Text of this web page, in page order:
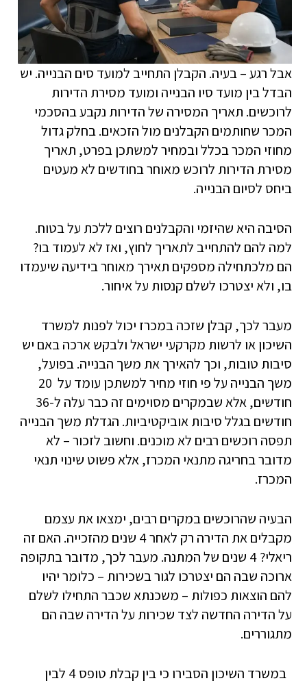
אבל רגע – בעיה. הקבלן התחייב למועד סים הבנייה. יש
הבדל בין מועד סיו הבנייה ומועד מסירת הדירות
לרוכשים. תאריך המסירה של הדירות נקבע בהסכמי
המכר שחותמים הקבלנים מול הזכאים. בחלק גדול
מחוזי המכר בכלל ובמחיר למשתכן בפרט, תאריך
מסירת הדירות לרוכש מאוחר בחודשים לא מעטים
ביחס לסיום הבנייה.
הסיבה היא שהיזמי והקבלנים רוצים ללכת על בטוח.
למה להם להתחייב לתאריך לחוץ, ואז לא לעמוד בו?
הם מלכתחילה מספקים תאירך מאוחר בידיעה שיעמדו
בו, ולא יצטרכו לשלם קנסות על איחור.
מעבר לכך, קבלן שזכה במכרז יכול לפנות למשרד
השיכון או לרשות מקרקעי ישראל ולבקש ארכה באם יש
סיבות טובות, וכך להאירך את משך הבנייה. בפועל,
משך הבנייה על פי חוזי מחיר למשתכן עומד על 20
חודשים, אלא שבמקרים מסוימים זה כבר עלה ל-36
חודשים בגלל סיבות אוביקטיביות. הגדלת משך הבנייה
תפסה רוכשים רבים לא מוכנים. וחשוב לזכור – לא
מדובר בחריגה מתנאי המכרז, אלא פשוט שינוי תנאי
המכרז.
הבעיה שהרוכשים במקרים רבים, ימצאו את עצמם
מקבלים את הדירה רק לאחר 4 שנים מהזכייה. האם זה
ריאלי? 4 שנים של המתנה. מעבר לכך, מדובר בתקופה
ארוכה שבה הם יצטרכו לגור בשכירות – כלומר יהיו
להם הוצאות כפולות – משכנתא שכבר התחילו לשלם
על הדירה החדשה לצד שכירות על הדירה שבה הם
מתגוררים.
במשרד השיכון הסבירו כי בין קבלת טופס 4 לבין